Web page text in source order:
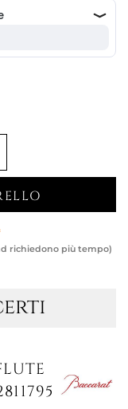
richiedono più tempo)